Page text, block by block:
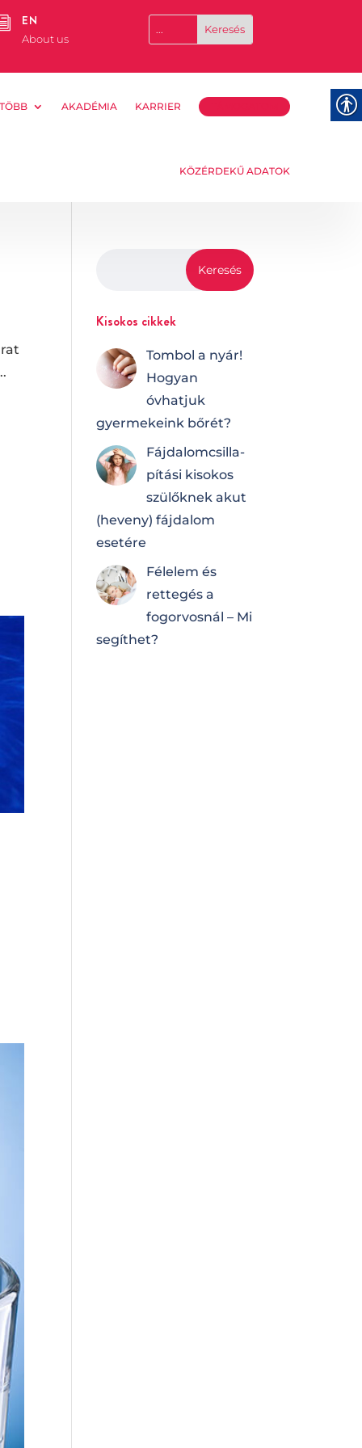
EN
About us
AKADÉMIA KARRIER
KÖZÉRDEKŰ ADATOK
Kisokos cikkek
Tombol a nyár!
Hogyan
óvhatjuk
gyermekeink bőrét?
Fájdalomcsilla­
pí­tá­si kisokos
szülőknek akut
(heveny) fájdalom
esetére
Félelem és
rettegés a
fogorvosnál – Mi
segíthet?